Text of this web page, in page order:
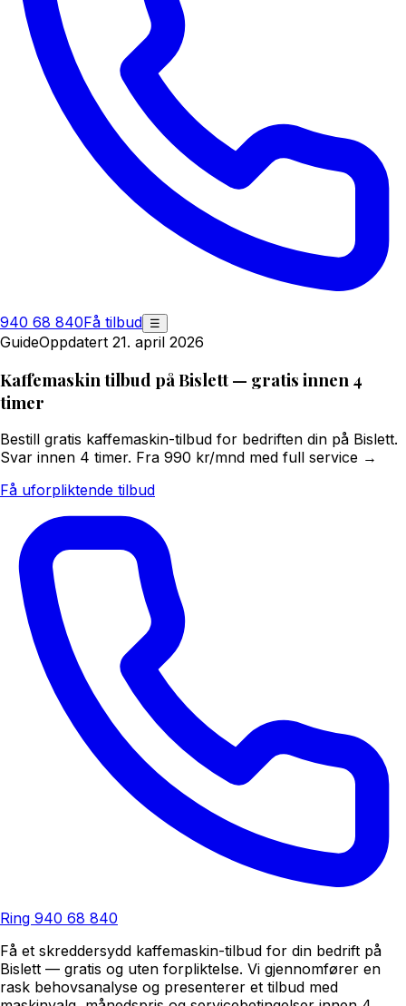
940 68 840Få tilbud ☰
GuideOppdatert 21. april 2026
Kaffemaskin tilbud på Bislett — gratis innen 4
timer
Bestill gratis kaffemaskin-tilbud for bedriften din på Bislett.
Svar innen 4 timer. Fra 990 kr/mnd med full service →
Få uforpliktende tilbud
Ring 940 68 840
Få et skreddersydd kaffemaskin-tilbud for din bedrift på
Bislett — gratis og uten forpliktelse. Vi gjennomfører en
rask behovsanalyse og presenterer et tilbud med